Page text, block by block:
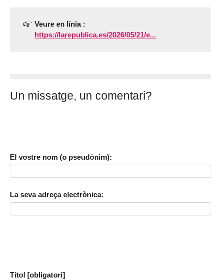
Veure en línia :
https://larepublica.es/2026/05/21/e...
Un missatge, un comentari?
El vostre nom (o pseudònim):
La seva adreça electrònica:
Titol [obligatori]